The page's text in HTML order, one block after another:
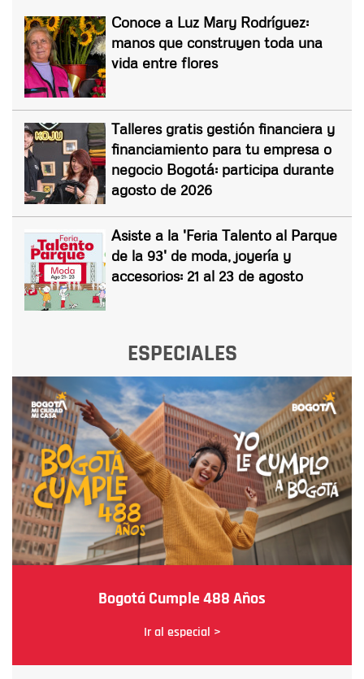
Conoce a Luz Mary Rodríguez:
manos que construyen toda una
vida entre flores
Talleres gratis gestión financiera y
financiamiento para tu empresa o
negocio Bogotá: participa durante
agosto de 2026
Asiste a la 'Feria Talento al Parque
de la 93' de moda, joyería y
accesorios: 21 al 23 de agosto
ESPECIALES
Bogotá Cumple 488 Años
Ir al especial >